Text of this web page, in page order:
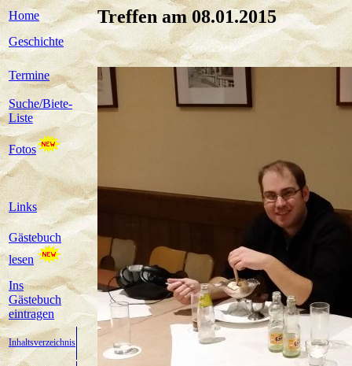
Home
Geschichte
Termine
Suche/Biete-
Liste
Fotos
Links
Gästebuch
lesen
Ins
Gästebuch
eintragen
Inhaltsverzeichnis
Treffen am 08.01.2015